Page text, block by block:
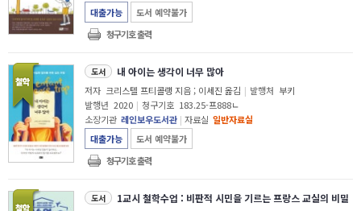
대출가능
도서 예약불가
청구기호 출력
도서 내 아이는 생각이 너무 많아
저자 크리스텔 프티콜랭 지음 ; 이세진 옮김 | 발행처 부키
발행년 2020 | 청구기호 183.25-프888ㄴ
소장기관 레인보우도서관 | 자료실 일반자료실
대출가능
도서 예약불가
청구기호 출력
도서 1교시 철학수업 : 비판적 시민을 기르는 프랑스 교실의 비밀